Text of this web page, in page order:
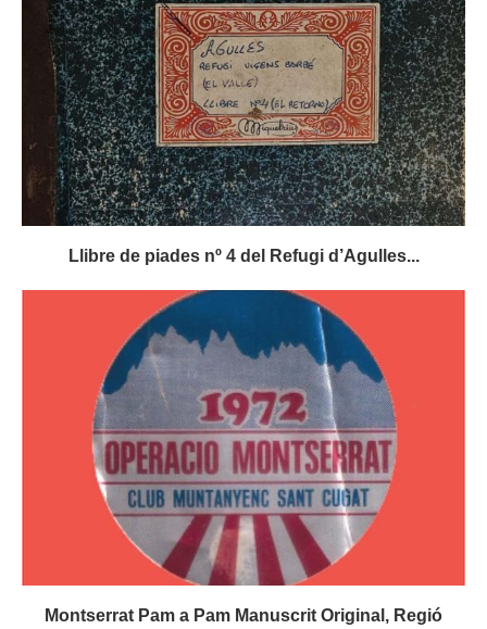
Llibre de piades nº 4 del Refugi d’Agulles...
Montserrat Pam a Pam Manuscrit Original, Regió